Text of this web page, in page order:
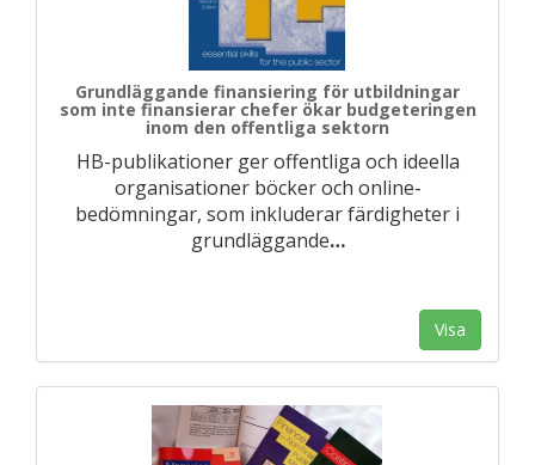
Grundläggande finansiering för utbildningar
som inte finansierar chefer ökar budgeteringen
inom den offentliga sektorn
HB-publikationer ger offentliga och ideella
organisationer böcker och online-
bedömningar, som inkluderar färdigheter i
grundläggande…
Visa